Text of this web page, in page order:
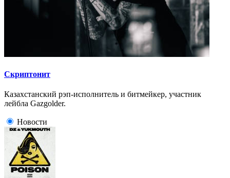
Скриптонит
Казахстанский рэп-исполнитель и битмейкер, участник
лейбла Gazgolder.
Новости